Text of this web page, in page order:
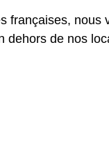
dehors de nos